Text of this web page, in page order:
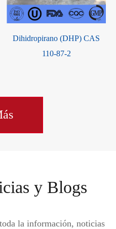
(DHP) CAS
Ácido
y Blogs
la información, noticias